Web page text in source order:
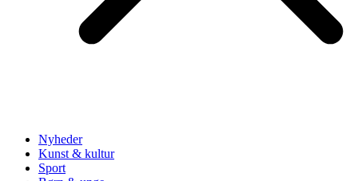
Nyheder
Kunst & kultur
Sport